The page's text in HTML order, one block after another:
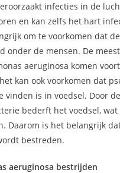
infecties in de
en kan zelfs het hart
om te voorkomen dat
onder de mensen. De
aeruginosa komen
kan ook voorkomen dat
vinden is in voedsel. Door
bederft het voedsel,
Daarom is het belangrijk
bestreden.
aeruginosa bestrijden